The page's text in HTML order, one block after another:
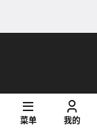
菜单 我的